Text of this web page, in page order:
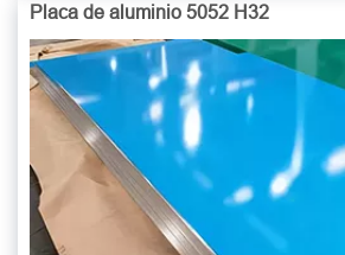
Placa de aluminio 5052 H32